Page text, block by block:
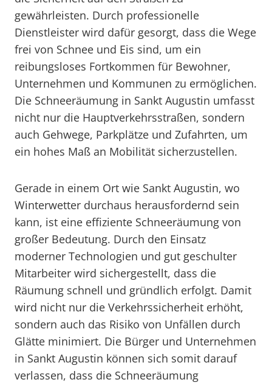
gewährleisten. Durch professionelle
Dienstleister wird dafür gesorgt, dass die Wege
frei von Schnee und Eis sind, um ein
reibungsloses Fortkommen für Bewohner,
Unternehmen und Kommunen zu ermöglichen.
Die Schneeräumung in Sankt Augustin umfasst
nicht nur die Hauptverkehrsstraßen, sondern
auch Gehwege, Parkplätze und Zufahrten, um
ein hohes Maß an Mobilität sicherzustellen.
Gerade in einem Ort wie Sankt Augustin, wo
Winterwetter durchaus herausfordernd sein
kann, ist eine effiziente Schneeräumung von
großer Bedeutung. Durch den Einsatz
moderner Technologien und gut geschulter
Mitarbeiter wird sichergestellt, dass die
Räumung schnell und gründlich erfolgt. Damit
wird nicht nur die Verkehrssicherheit erhöht,
sondern auch das Risiko von Unfällen durch
Glätte minimiert. Die Bürger und Unternehmen
in Sankt Augustin können sich somit darauf
verlassen, dass die Schneeräumung